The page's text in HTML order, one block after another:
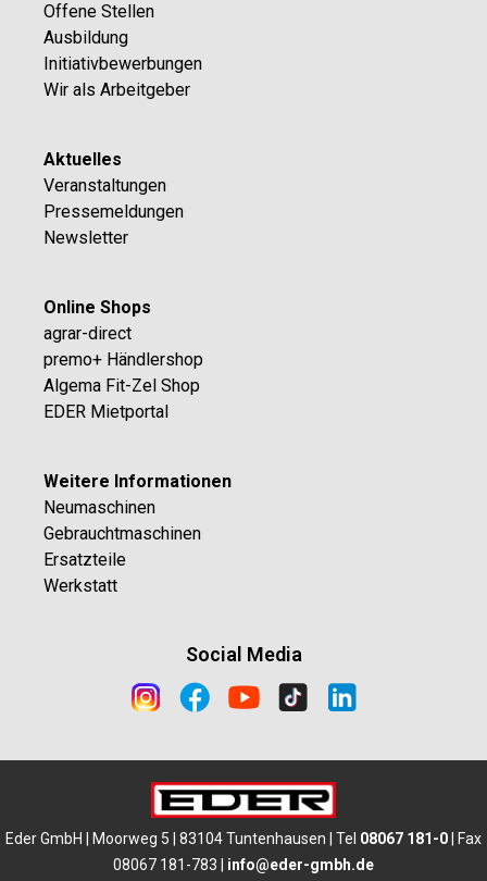
Offene Stellen
Ausbildung
Initiativbewerbungen
Wir als Arbeitgeber
Aktuelles
Veranstaltungen
Pressemeldungen
Newsletter
Online Shops
agrar-direct
premo+ Händlershop
Algema Fit-Zel Shop
EDER Mietportal
Weitere Informationen
Neumaschinen
Gebrauchtmaschinen
Ersatzteile
Werkstatt
Social Media
Eder GmbH | Moorweg 5 | 83104 Tuntenhausen | Tel 08067 181-0 | Fax
08067 181-783 | info@eder-gmbh.de